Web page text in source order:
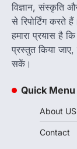
विज्ञान, संस्कृति
से रिपोर्टिंग करते हैं।
हमारा प्रयास है
प्रस्तुत किया
सकें।
Quick Menu
About US
Contact